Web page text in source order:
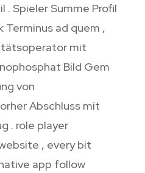
. Spieler Summe Profil
Terminus ad quem ,
mit
Bild Gem
von
Abschluss mit
. role player
, every bit
app follow